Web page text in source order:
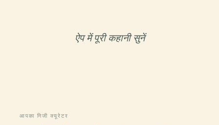
ऐप में पूरी कहानी सुनें
आपका निजी क्यूरेटर